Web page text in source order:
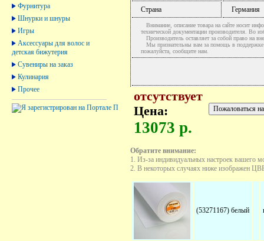
Фурнитура
Шнурки и шнуры
Игры
Аксессуары для волос и
детская бижутерия
Сувениры на заказ
Кулинария
Прочее
Страна
Германия
Внимание, описание товара на сайте носит
технической документации производителя. Во
Производитель оставляет за собой право на
Мы признательны вам за помощь в поддержке
пожалуйста, сообщите нам.
отсутствует
Цена:
13073 р.
Обратите внимание:
1. Из-за индивидуальных настроек вашего
2. В некоторых случаях ниже изображен
(53271167) белый